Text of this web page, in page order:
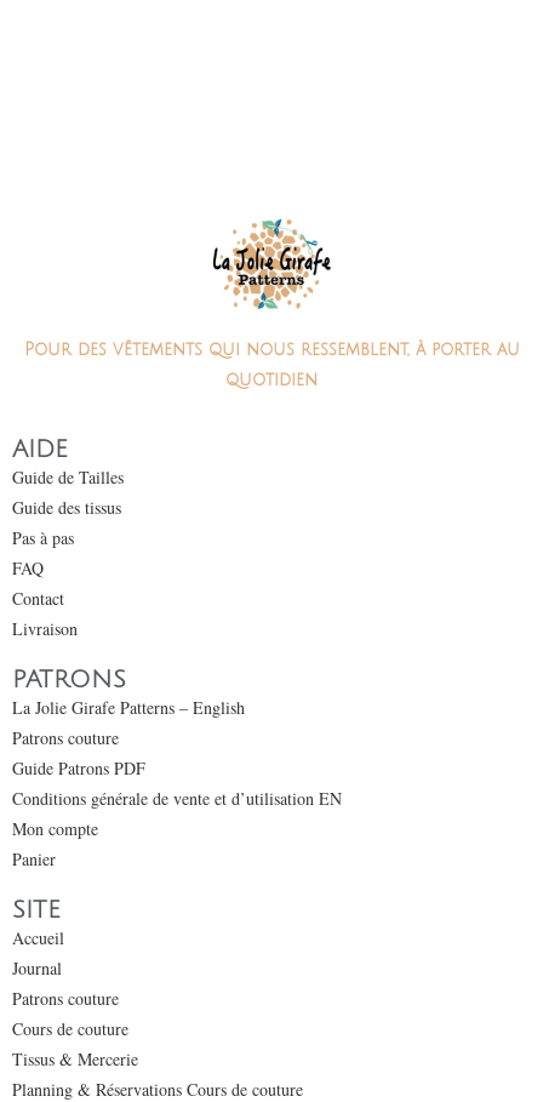
Pour des vêtements qui nous ressemblent, à porter au
quotidien
AIDE
Guide de Tailles
Guide des tissus
Pas à pas
FAQ
Contact
Livraison
PATRONS
La Jolie Girafe Patterns – English
Patrons couture
Guide Patrons PDF
Conditions générale de vente et d’utilisation EN
Mon compte
Panier
SITE
Accueil
Journal
Patrons couture
Cours de couture
Tissus & Mercerie
Planning & Réservations Cours de couture